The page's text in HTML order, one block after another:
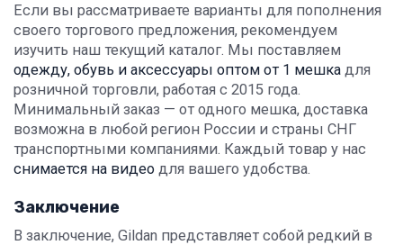
Если вы рассматриваете варианты для пополнения
своего торгового предложения, рекомендуем
изучить наш текущий каталог. Мы поставляем
одежду, обувь и аксессуары оптом от 1 мешка для
розничной торговли, работая с 2015 года.
Минимальный заказ — от одного мешка, доставка
возможна в любой регион России и страны СНГ
транспортными компаниями. Каждый товар у нас
снимается на видео для вашего удобства.
Заключение
В заключение, Gildan представляет собой редкий в